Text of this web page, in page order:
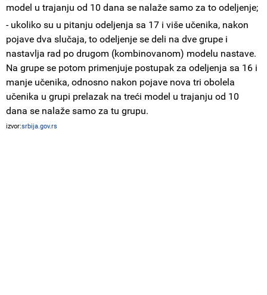
model u trajanju od 10 dana se nalaže samo za to odeljenje;
- ukoliko su u pitanju odeljenja sa 17 i više učenika, nakon
pojave dva slučaja, to odeljenje se deli na dve grupe i
nastavlja rad po drugom (kombinovanom) modelu nastave.
Na grupe se potom primenjuje postupak za odeljenja sa 16 i
manje učenika, odnosno nakon pojave nova tri obolela
učenika u grupi prelazak na treći model u trajanju od 10
dana se nalaže samo za tu grupu.
izvor:srbija.gov.rs